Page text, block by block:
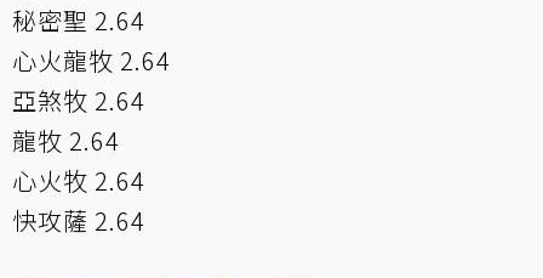
秘密聖 2.64
心火龍牧 2.64
亞煞牧 2.64
龍牧 2.64
心火牧 2.64
快攻薩 2.64